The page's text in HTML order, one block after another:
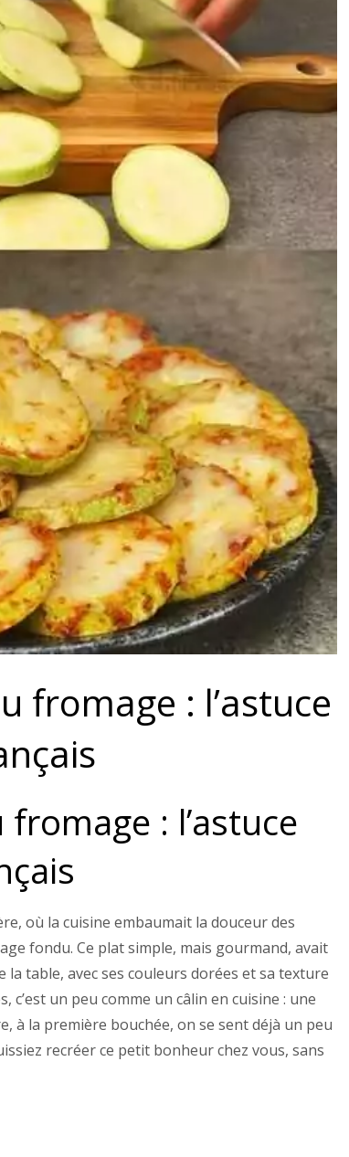
fromage : l’astuce
: l’astuce
où la cuisine embaumait la douceur des
fondu. Ce plat simple, mais gourmand, avait
table, avec ses couleurs dorées et sa texture
un peu comme un câlin en cuisine : une
à la première bouchée, on se sent déjà un peu
recréer ce petit bonheur chez vous, sans